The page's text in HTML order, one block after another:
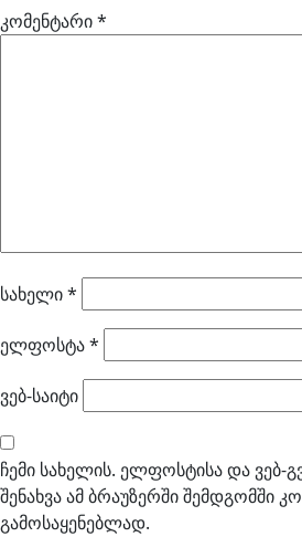
კომენტარი*
სახელი*
ელფოსტა*
ვებ-საიტი
ჩემი სახელის. ელფოსტისა და ვებ-
შენახვა ამ ბრაუზერში შემდგომში
გამოსაყენებლად.